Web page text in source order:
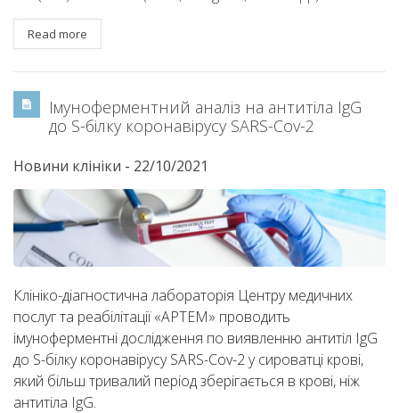
Read more
Імуноферментний аналіз на антитіла IgG
до S-білку коронавірусу SARS-Cov-2
Новини клініки - 22/10/2021
Клініко-діагностична лабораторія Центру медичних
послуг та реабілітації «АРТЕМ» проводить
імуноферментні дослідження по виявленню антитіл IgG
до S-білку коронавірусу SARS-Cov-2 у сироватці крові,
який більш тривалий період зберігається в крові, ніж
антитіла IgG.